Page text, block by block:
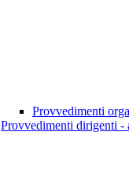
Provvedimenti
Provvedimenti dirigenti -